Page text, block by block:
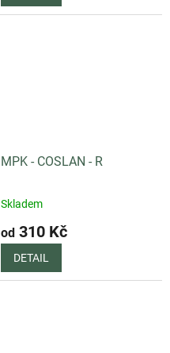
MPK - COSLAN - R
Skladem
od 310 Kč
DETAIL